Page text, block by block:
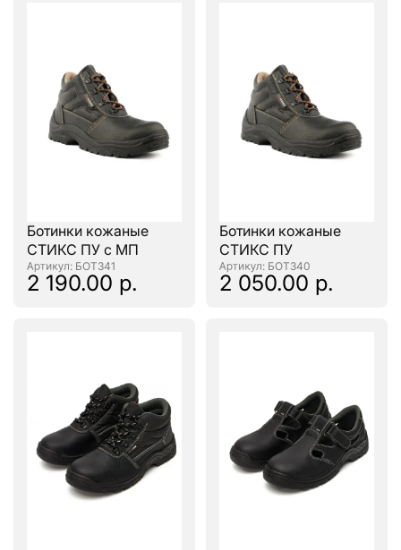
Ботинки кожаные
СТИКС ПУ с МП
: БОТ341
2 190.00 р.
Ботинки кожаные
СТИКС ПУ
: БОТ340
2 050.00 р.